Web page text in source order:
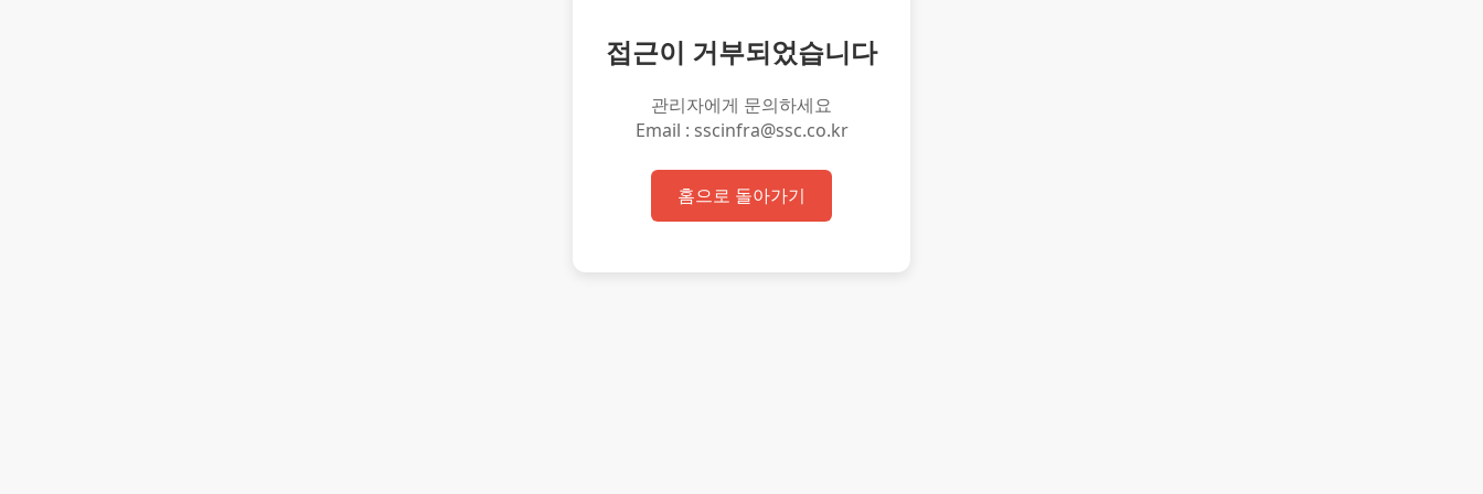
접근이 거부되었습니다
관리자에게 문의하세요
Email : sscinfra@ssc.co.kr
홈으로 돌아가기